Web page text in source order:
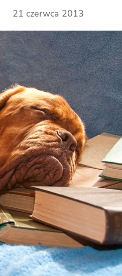
21 czerwca 2013